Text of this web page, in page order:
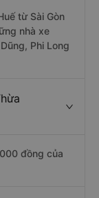
từ Sài Gòn
nhà xe
Phi Long
đồng của